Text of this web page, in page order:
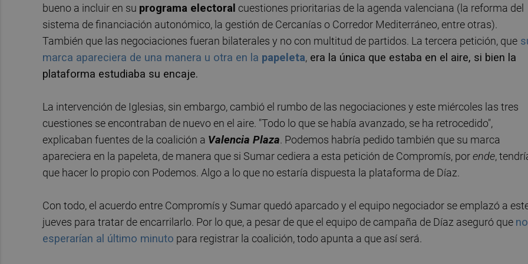
bueno a incluir en su programa electoral cuestiones prioritarias de la agenda valenciana (la reforma del
sistema de financiación autonómico, la gestión de Cercanías o Corredor Mediterráneo, entre otras).
También que las negociaciones fueran bilaterales y no con multitud de partidos. La tercera petición, que
marca apareciera de una manera u otra en la papeleta, era la única que estaba en el aire, si bien la
plataforma estudiaba su encaje.
La intervención de Iglesias, sin embargo, cambió el rumbo de las negociaciones y este miércoles las tres
cuestiones se encontraban de nuevo en el aire. "Todo lo que se había avanzado, se ha retrocedido",
explicaban fuentes de la coalición a Valencia Plaza. Podemos habría pedido también que su marca
apareciera en la papeleta, de manera que si Sumar cediera a esta petición de Compromís, porende,
que hacer lo propio con Podemos. Algo a lo que no estaría dispuesta la plataforma de Díaz.
Con todo, el acuerdo entre Compromís y Sumar quedó aparcado y el equipo negociador se emplazó a
jueves para tratar de encarrilarlo. Por lo que, a pesar de que el equipo de campaña de Díaz aseguró que no
esperarían al último minuto para registrar la coalición, todo apunta a que así será.